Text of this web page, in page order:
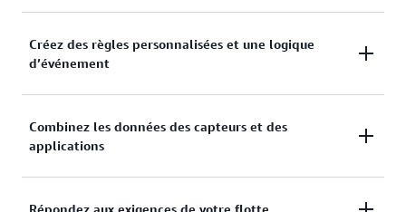
Ingérez des données provenant de plusieurs sources
pour détecter l’état de vos processus ou de vos
Créez des règles personnalisées et une logique
d’événement
Créez des règles personnalisées et une logique
d’événement pour identifier les événements
Combinez les données des capteurs et des
applications
Répondez aux exigences de votre flotte